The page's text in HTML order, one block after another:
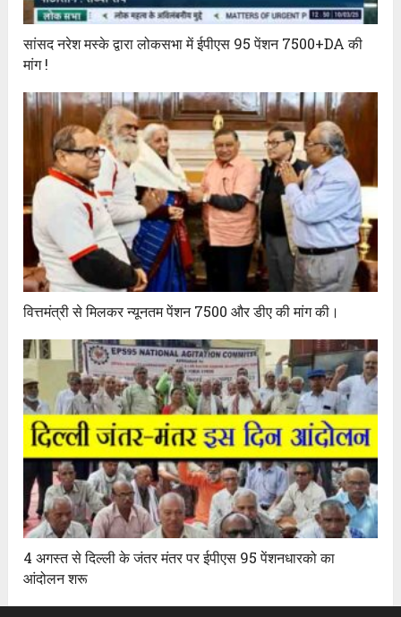
सांसद नरेश मस्के द्वारा लोकसभा में ईपीएस 95 पेंशन 7500+DA की
मांग !
वित्तमंत्री से मिलकर न्यूनतम पेंशन 7500 और डीए की मांग की।
4 अगस्त से दिल्ली के जंतर मंतर पर ईपीएस 95 पेंशनधारको का
आंदोलन शरू